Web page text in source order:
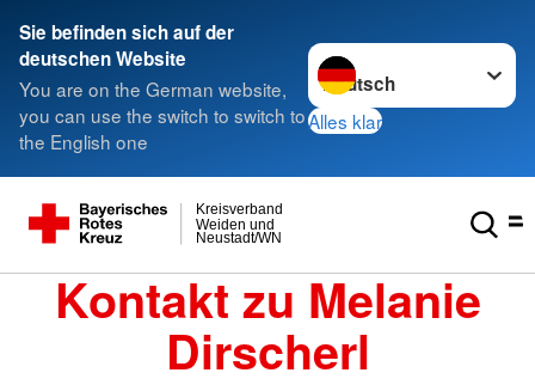
Sie befinden sich auf der
deutschen Website
You are on the German website,
you can use the switch to switch to
the English one
Sprache wechseln zu
Alles klar
Neustadt/WN
Weiden und
Kreisverband
Kontakt zu Melanie
Dirscherl